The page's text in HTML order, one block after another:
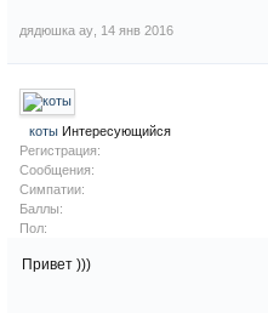
дядюшка ау 14 янв 2016
коты Интересующийся
Регистрация:
Сообщения:
Симпатии:
Баллы:
Пол:
Привет )))